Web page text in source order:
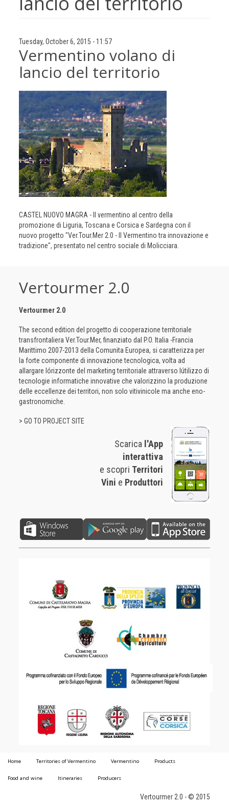
Tuesday, October 6, 2015 - 11:57
Vermentino volano di
lancio del territorio
CASTEL NUOVO MAGRA - Il vermentino al centro della
promozione di Liguria, Toscana e Corsica e Sardegna con il
nuovo progetto "Ver.Tour.Mer 2.0 - Il Vermentino tra innovazione e
tradizione", presentato nel centro sociale di Molicciara.
Vertourmer 2.0
Vertourmer 2.0
The second edition del progetto di cooperazione territoriale
transfrontaliera Ver.Tour.Mer, finanziato dal P.O. Italia -Francia
Marittimo 2007-2013 della Comunita Europea, si caratterizza per
la forte componente di innovazione tecnologica, volta ad
allargare lórizzonte del marketing territoriale attraverso lútilizzo di
tecnologie informatiche innovative che valorizzino la produzione
delle eccellenze dei territori, non solo vitivinicole ma anche eno-
gastronomiche.
> GO TO PROJECT SITE
Scarica l'App
interattiva
e scopri Territori
Vini e Produttori
Home Territories of Vermentino Vermentino Products
Food and wine Itineraries Producers
Vertourmer 2.0 - © 2015